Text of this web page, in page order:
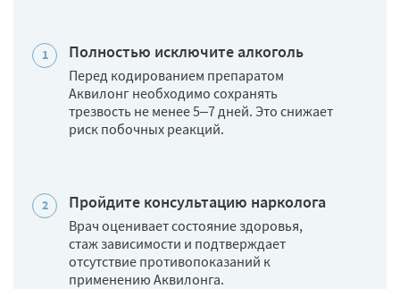
Полностью исключите алкоголь
Перед кодированием препаратом
Аквилонг необходимо сохранять
трезвость не менее 5–7 дней. Это снижает
риск побочных реакций.
Пройдите консультацию нарколога
Врач оценивает состояние здоровья,
стаж зависимости и подтверждает
отсутствие противопоказаний к
применению Аквилонга.